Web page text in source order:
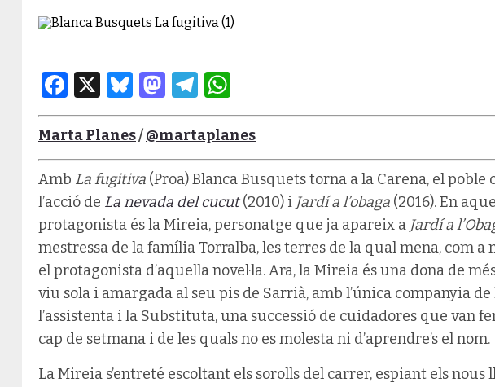
Facebook
X Bluesky
Mastodon
Telegram
Marta Planes/@martaplanes
Amb La fugitiva (Proa) Blanca Busquets torna a la Carena, el poble
l’acció de La nevada del cucut(2010) i Jardí a l’obaga (2016). En
protagonista és la Mireia, personatge que ja apareix a Jardí a
mestressa de la família Torralba, les terres de la qual mena, com a
el protagonista d’aquella novel·la. Ara, la Mireia és una dona de
viu sola i amargada al seu pis de Sarrià, amb l’única companyia de
l’assistenta i la Substituta, una successió de cuidadores que van
cap de setmana i de les quals no es molesta ni d’aprendre’s el nom.
La Mireia s’entreté escoltant els sorolls del carrer, espiant els nous